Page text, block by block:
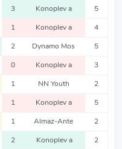
3 Konoplev a 5
1 Konoplev a 4
2 Dynamo Mos 5
0 Konoplev a 3
1 NN Youth 2
1 Konoplev a 5
1 Almaz-Ante 2
2 Konoplev a 2